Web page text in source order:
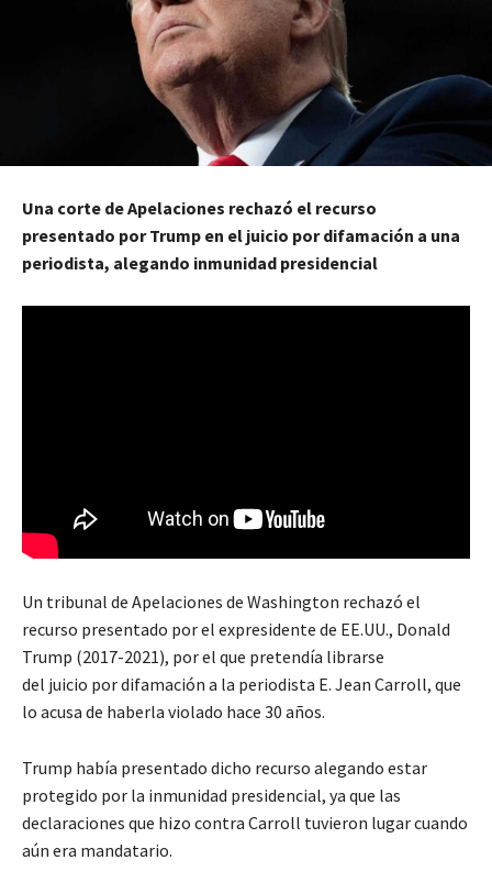
Una corte de Apelaciones rechazó el recurso
presentado por Trump en el juicio por difamación a una
periodista, alegando inmunidad presidencial
Un tribunal de Apelaciones de Washington rechazó el
recurso presentado por el expresidente de EE.UU., Donald
Trump (2017-2021), por el que pretendía librarse
del juicio por difamación a la periodista E. Jean Carroll, que
lo acusa de haberla violado hace 30 años.
Trump había presentado dicho recurso alegando estar
protegido por la inmunidad presidencial, ya que las
declaraciones que hizo contra Carroll tuvieron lugar cuando
aún era mandatario.